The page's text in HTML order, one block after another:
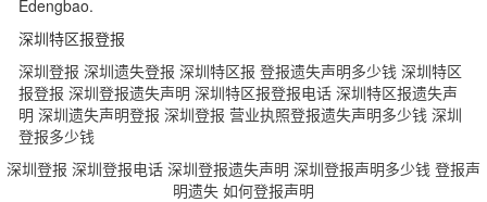
Edengbao.
深圳特区报登报
深圳登报 深圳遗失登报 深圳特区报 登报遗失声明多少钱 深圳特区
报登报 深圳登报遗失声明 深圳特区报登报电话 深圳特区报遗失声
明 深圳遗失声明登报 深圳登报 营业执照登报遗失声明多少钱 深圳
登报多少钱
深圳登报 深圳登报电话 深圳登报遗失声明 深圳登报声明多少钱 登报声
明遗失 如何登报声明